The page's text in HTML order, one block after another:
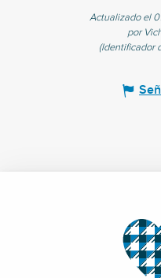
Actualizado el
por
(Identificador